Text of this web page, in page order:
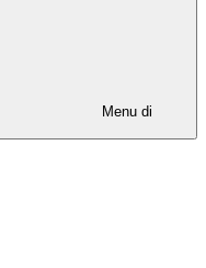
Menu di